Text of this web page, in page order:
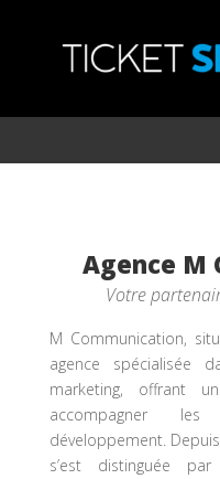
Agence M
Votre
M Communication,
agence spécialisée
marketing, offrant
accompagner
développement.
s’est distinguée